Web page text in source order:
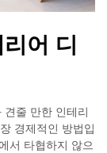
어 디
줄 만한 인테리
경제적인 방법입
서 타협하지 않으